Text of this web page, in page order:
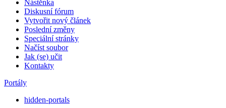
Nástěnka
Diskusní fórum
Vytvořit nový článek
Poslední změny
Speciální stránky
Načíst soubor
Jak (se) učit
Kontakty
Portály
hidden-portals